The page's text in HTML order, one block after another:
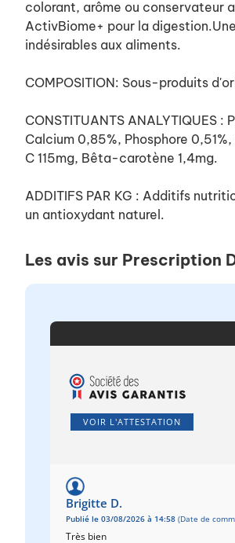
colorant, arôme ou conservateur
ActivBiome+ pour la
indésirables aux aliments.
COMPOSITION: Sous-produits
CONSTITUANTS ANALYTIQUES
Calcium 0,85%, Phosphore
C 115mg, Bêta-carotène 1,4mg.
ADDITIFS PAR KG : Additifs
un antioxydant naturel.
Les avis sur Prescription
VOIR L'ATTESTATION
Brigitte D.
Publié le 03/08/2026 à 14:58 (Date de
Très bien